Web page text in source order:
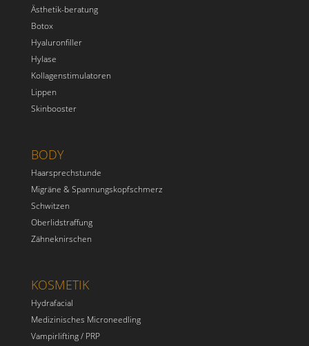
Ästhetik-beratung
Botox
Hyaluronfiller
Hylase
Kollagenstimulatoren
Lippen
Skinbooster
BODY
Haarsprechstunde
Migräne & Spannungskopfschmerz
Schwitzen
Oberlidstraffung
Zähneknirschen
KOSMETIK
Hydrafacial
Medizinisches Microneedling
Vampirlifting / PRP